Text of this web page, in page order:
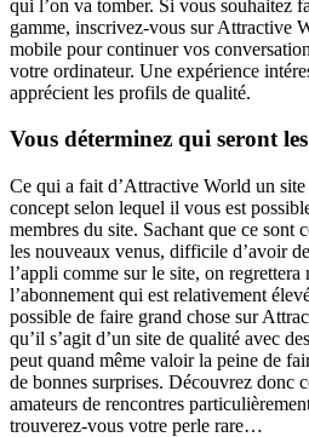
qui l’on va tomber. Si vous souhaitez
gamme, inscrivez-vous sur Attractive
mobile pour continuer vos
votre ordinateur. Une expérience
apprécient les profils de qualité.
Vous déterminez qui seront
Ce qui a fait d’Attractive World un
concept selon lequel il vous est
membres du site. Sachant que ce sont
les nouveaux venus, difficile d’avoir
l’appli comme sur le site, on
l’abonnement qui est relativement
possible de faire grand chose sur
qu’il s’agit d’un site de qualité avec
peut quand même valoir la peine de
de bonnes surprises. Découvrez donc
amateurs de rencontres
trouverez-vous votre perle rare…